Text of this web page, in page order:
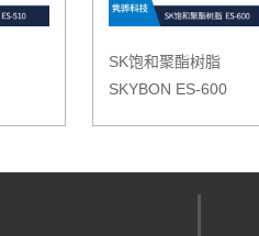
SK饱和聚酯树脂
SKYBON ES-600